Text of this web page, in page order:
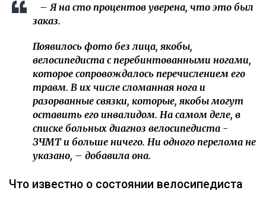
– Я на сто процентов уверена, что это был
заказ.
Появилось фото без лица, якобы,
велосипедиста с перебинтованными ногами,
которое сопровождалось перечислением его
травм. В их числе сломанная нога и
разорванные связки, которые, якобы могут
оставить его инвалидом. На самом деле, в
списке больных диагноз велосипедиста -
ЗЧМТ и больше ничего. Ни одного перелома не
указано, – добавила она.
Что известно о состоянии велосипедиста